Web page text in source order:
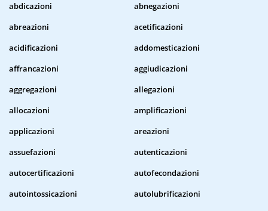
abdicazioni
abnegazioni
abreazioni
acetificazioni
acidificazioni
addomesticazioni
affrancazioni
aggiudicazioni
aggregazioni
allegazioni
allocazioni
amplificazioni
applicazioni
areazioni
assuefazioni
autenticazioni
autocertificazioni
autofecondazioni
autointossicazioni
autolubrificazioni